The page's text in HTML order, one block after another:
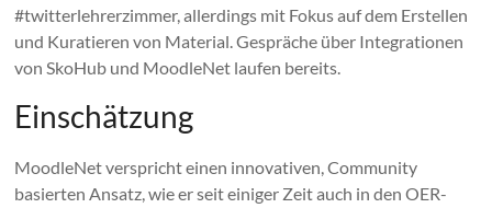
#twitterlehrerzimmer, allerdings mit Fokus auf dem Erstellen
und Kuratieren von Material. Gespräche über Integrationen
von SkoHub und MoodleNet laufen bereits.
Einschätzung
MoodleNet verspricht einen innovativen, Community
basierten Ansatz, wie er seit einiger Zeit auch in den OER-